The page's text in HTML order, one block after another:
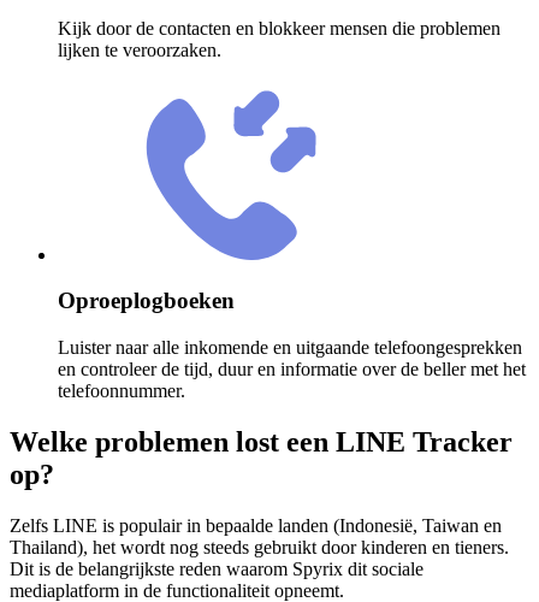
Kijk door de contacten en blokkeer mensen die problemen
lijken te veroorzaken.
Oproeplogboeken
Luister naar alle inkomende en uitgaande telefoongesprekken
en controleer de tijd, duur en informatie over de beller met het
telefoonnummer.
Welke problemen lost een LINE Tracker
op?
Zelfs LINE is populair in bepaalde landen (Indonesië, Taiwan en
Thailand), het wordt nog steeds gebruikt door kinderen en tieners.
Dit is de belangrijkste reden waarom Spyrix dit sociale
mediaplatform in de functionaliteit opneemt.